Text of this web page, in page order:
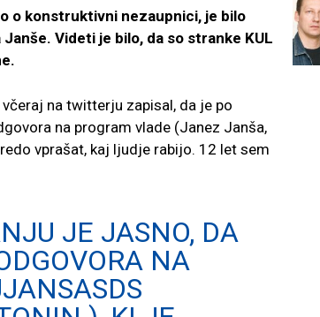
o konstruktivni nezaupnici, je bilo
Videti je bilo, da so stranke KUL
na twitterju zapisal, da je po
na program vlade (Janez Janša,
vprašat, kaj ljudje rabijo. 12 let sem
JE JASNO, DA
NA